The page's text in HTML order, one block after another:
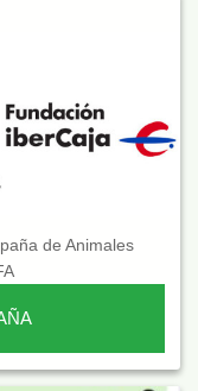
de Animales